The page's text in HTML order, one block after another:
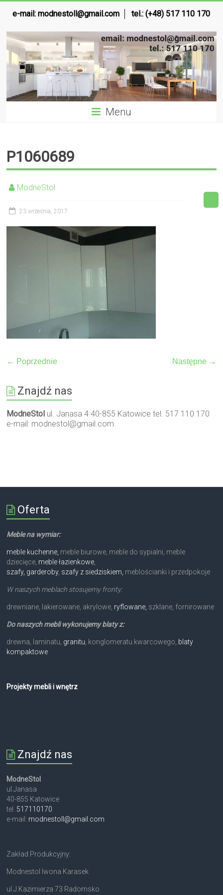
e-mail:modnestoll@gmail.com tel.: (+48) 517 110 170
Menu
P1060689
ModneStol
23 września, 2017
← Poprzednie Następne →
Znajdź nas
ModneStol ul. Janasa 4 40-855 Katowice tel. 517 110 170
e-mail: modnestol@gmail.com
Oferta
Meble na wymiar:
meble kuchenne, meble biurowe, meble do sypialni, meble
dziecięce, meble łazienkowe,
szafy, garderoby, szafy z siedziskiem, meblościanki i przedpokoje
W naszych meblach stosujemy fronty:
drewniane, lakierowane, akrylowe, ryflowane, szklane, fornirowane
Do naszych mebli wykonujemy blaty z:
drewna, laminatu, granitu, konglomeratu kwarcowego, blaty
kompaktowe
Projekty mebli i wnętrz
Znajdź nas
ModneStol
ul.Janasa
40-855 Katowice
tel. 517110170
e-mail: modnestoll@gmail.com
Zakład Produkcyjny:
Modnestol Iwona Karasek
ul.J.Kazimierza 73 Radomsko